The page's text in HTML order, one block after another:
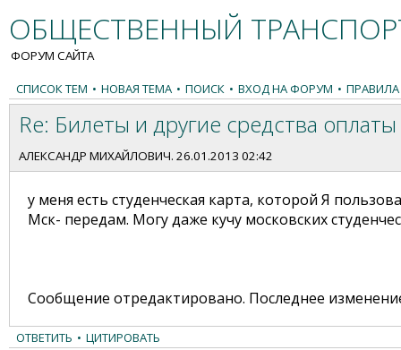
ОБЩЕСТВЕННЫЙ
ФОРУМ САЙТА
СПИСОК ТЕМ • НОВАЯ ТЕМА • ПОИСК • ВХОД НА ФОРУМ •
Re: Билеты и другие средства
АЛЕКСАНДР МИХАЙЛОВИЧ. 26.01.2013 02:42
у меня есть студенческая карта, которой Я
Мск- передам. Могу даже кучу московских
Сообщение отредактировано. Последнее
ОТВЕТИТЬ • ЦИТИРОВАТЬ